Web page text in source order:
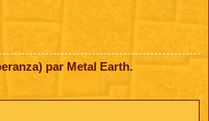
par Metal Earth.